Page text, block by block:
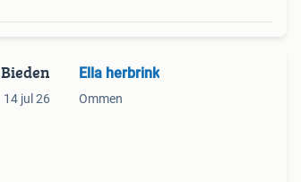
Bieden
14 jul 26
Ella herbrink
Ommen